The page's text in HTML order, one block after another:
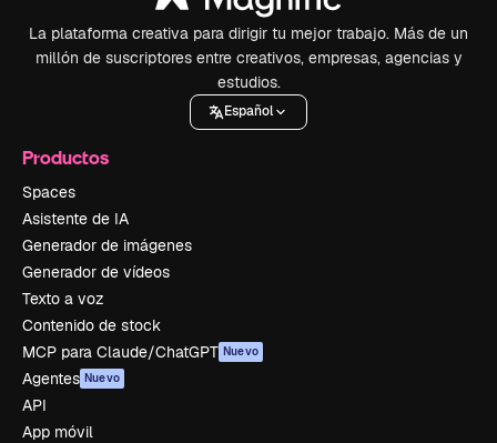
La plataforma creativa para dirigir tu mejor trabajo. Más de un
millón de suscriptores entre creativos, empresas, agencias y
estudios.
Español
Productos
Spaces
Asistente de IA
Generador de imágenes
Generador de vídeos
Texto a voz
Contenido de stock
MCP para Claude/ChatGPT Nuevo
Agentes Nuevo
API
App móvil